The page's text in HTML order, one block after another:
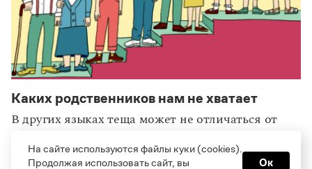
Каких родственников нам не хватает
В других языках теща может не отличаться от
статьи русский и другие
На сайте используются файлы куки (cookies).
Продолжая использовать сайт, вы
Ок